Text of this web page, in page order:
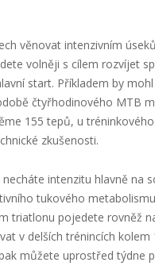
věnovat intenzivním
volněji s cílem rozvíjet
start. Příkladem by
čtyřhodinového MTB
155 tepů, u
zkušenosti.
intenzitu hlavně na
tukového
triatlonu pojedete rovněž
v delších trénincích
můžete uprostřed týdne